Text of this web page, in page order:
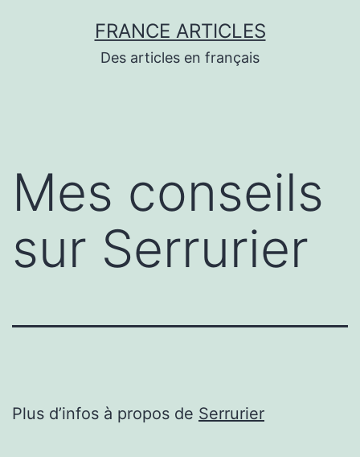
FRANCE ARTICLES
Des articles en français
Mes conseils
sur Serrurier
Plus d’infos à propos de Serrurier